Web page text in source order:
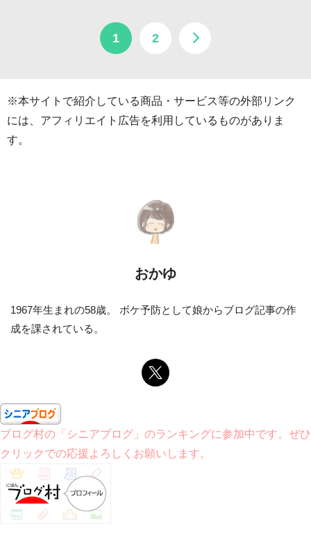
1 2
※本サイトで紹介している商品・サービス等の外部リンク
には、アフィリエイト広告を利用しているものがありま
す。
おかゆ
1967年生まれの58歳。 ボケ予防として娘からブログ記事の作
成を課されている。
ブログ村の「シニアブログ」のランキングに参加中です。ぜひ
クリックでの応援よろしくお願いします。